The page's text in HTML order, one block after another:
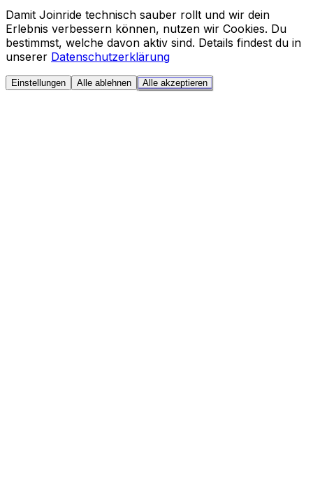
Damit Joinride technisch sauber rollt und wir dein
Erlebnis verbessern können, nutzen wir Cookies. Du
bestimmst, welche davon aktiv sind. Details findest du in
unserer Datenschutzerklärung
Einstellungen Alle ablehnen Alle akzeptieren